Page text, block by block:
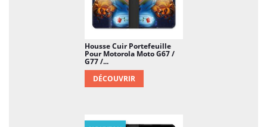
Housse Cuir Portefeuille
Pour Motorola Moto G67 /
G77 /...
DÉCOUVRIR